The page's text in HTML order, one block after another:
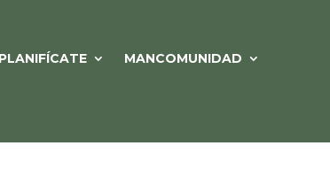
PLANIFÍCATE
MANCOMUNIDAD